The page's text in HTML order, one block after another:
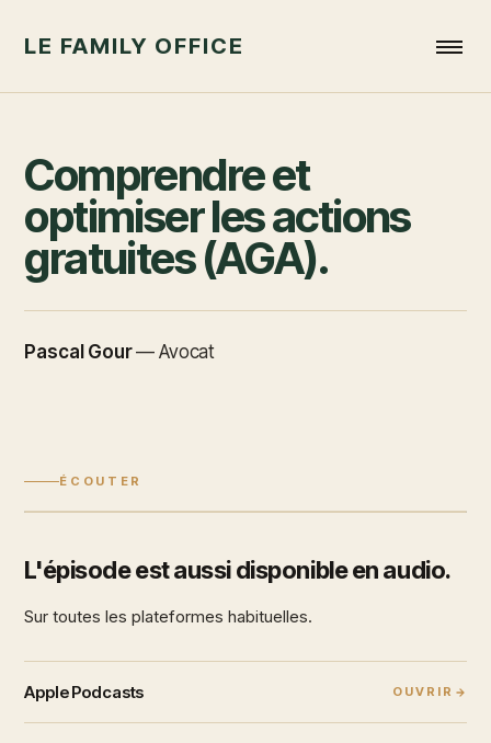
LE FAMILY OFFICE
Comprendre et
optimiser les actions
gratuites (AGA).
Pascal Gour—Avocat
ÉCOUTER
L'épisode est aussi disponible en audio.
Sur toutes les plateformes habituelles.
Apple Podcasts OUVRIR